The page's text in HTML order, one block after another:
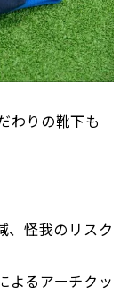
わりの靴下も
、怪我のリスク
よるアーチクッ